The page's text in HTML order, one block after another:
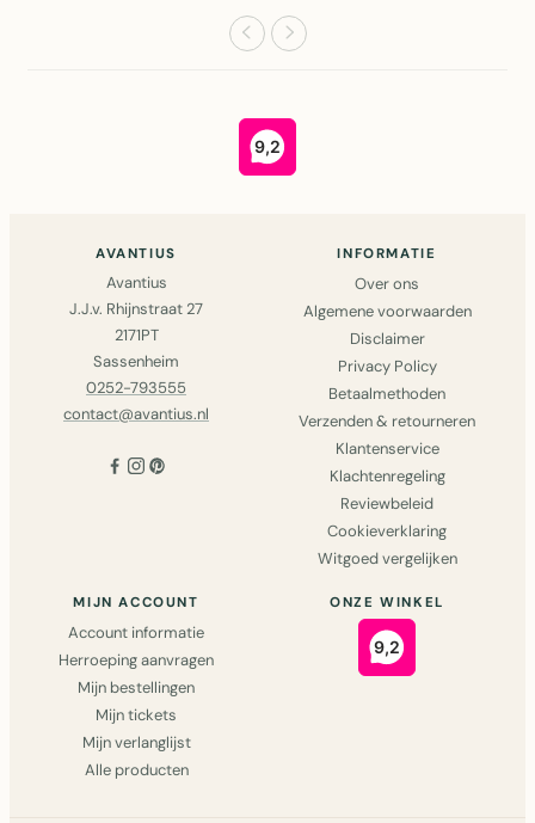
AVANTIUS
Avantius
J.J.v. Rhijnstraat 27
2171PT
Sassenheim
0252-793555
contact@avantius.nl
INFORMATIE
Over ons
Algemene voorwaarden
Disclaimer
Privacy Policy
Betaalmethoden
Verzenden & retourneren
Klantenservice
Klachtenregeling
Reviewbeleid
Cookieverklaring
Witgoed vergelijken
MIJN ACCOUNT
Account informatie
Herroeping aanvragen
Mijn bestellingen
Mijn tickets
Mijn verlanglijst
Alle producten
ONZE WINKEL